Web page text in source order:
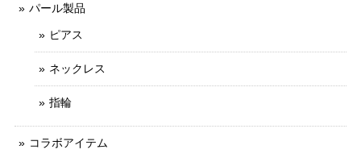
パール製品
ピアス
ネックレス
指輪
コラボアイテム